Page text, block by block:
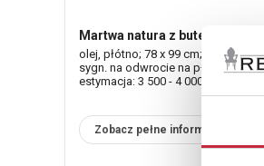
Martwa natura z butelkami i
olej, płótno; 78 x 99 cm;
sygn. na odwrocie na płótnie: B.
estymacja: 3 500 - 4 000 zł
Zobacz pełne informacje